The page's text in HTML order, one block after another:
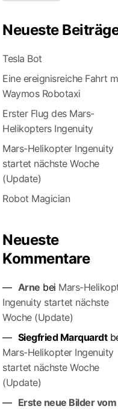
Neueste
Tesla Bot
Eine ereignisreiche Fahrt
Waymos Robotaxi
Erster Flug des Mars-
Helikopters Ingenuity
Mars-Helikopter Ingenuity
startet nächste Woche
(Update)
Robot Magician
Neueste
Kommentare
Arne bei Mars-
Ingenuity startet nächste
Woche (Update)
Siegfried Marquardt
Mars-Helikopter Ingenuity
startet nächste Woche
(Update)
Erste neue Bilder vom